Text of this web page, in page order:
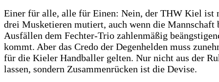
Einer für alle, alle für Einen: Nein, der THW Kiel ist
drei Musketieren mutiert, auch wenn die Mannschaft
Ausfällen dem Fechter-Trio zahlenmäßig
kommt. Aber das Credo der Degenhelden muss
für die Kieler Handballer gelten. Nur nicht aus der
lassen, sondern Zusammenrücken ist die Devise.